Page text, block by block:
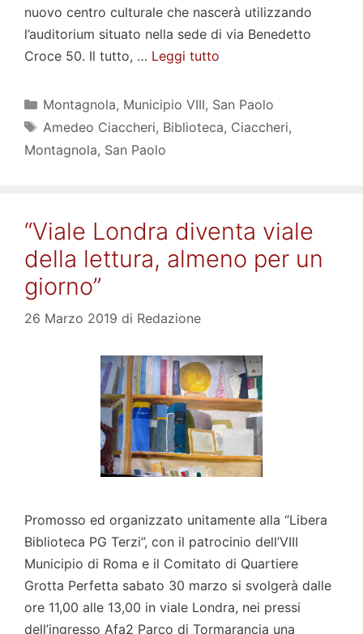
nuovo centro culturale che nascerà utilizzando
l’auditorium situato nella sede di via Benedetto
Croce 50. Il tutto, … Leggi tutto
Categorie
Montagnola, Municipio VIII, San Paolo
Tag
Amedeo Ciaccheri, Biblioteca, Ciaccheri,
Montagnola, San Paolo
“Viale Londra diventa viale
della lettura, almeno per un
giorno”
26 Marzo 2019 di Redazione
Promosso ed organizzato unitamente alla “Libera
Biblioteca PG Terzi”, con il patrocinio dell’VIII
Municipio di Roma e il Comitato di Quartiere
Grotta Perfetta sabato 30 marzo si svolgerà dalle
ore 11,00 alle 13,00 in viale Londra, nei pressi
dell’ingresso Afa2 Parco di Tormarancia una